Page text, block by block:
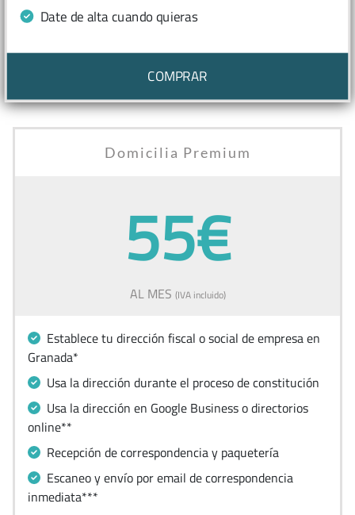
Date de alta cuando quieras
COMPRAR
Domicilia Premium
55€
AL MES (IVA incluido)
Establece tu dirección fiscal o social de empresa en
Granada*
Usa la dirección durante el proceso de constitución
Usa la dirección en Google Business o directorios
online**
Recepción de correspondencia y paquetería
Escaneo y envío por email de correspondencia
inmediata***